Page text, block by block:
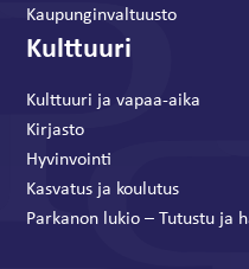
Kaupunginvaltuusto
Kulttuuri
Kulttuuri ja vapaa-aika
Kirjasto
Hyvinvointi
Kasvatus ja koulutus
Parkanon lukio – Tutustu ja